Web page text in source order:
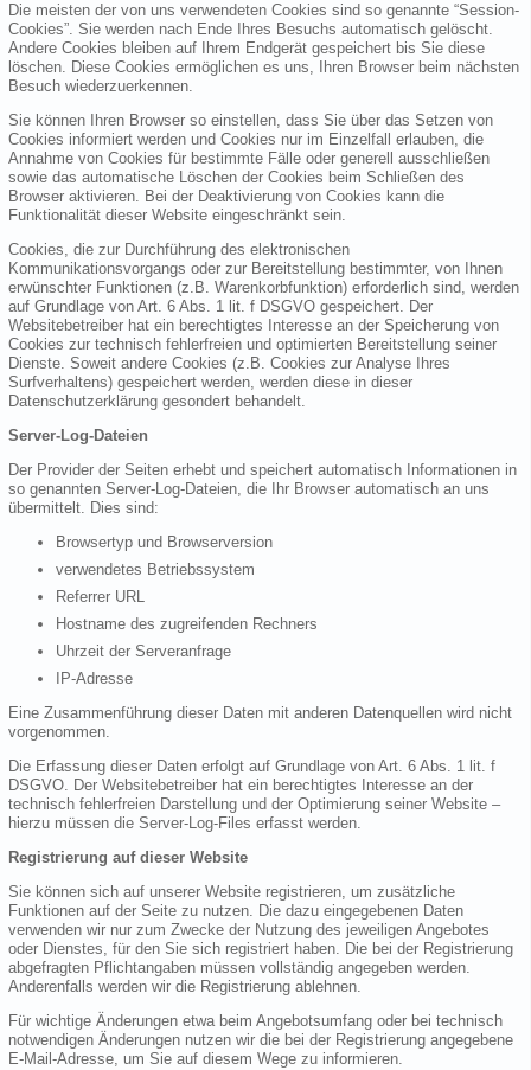
Die meisten der von uns verwendeten Cookies sind so genannte “Session-
Cookies”. Sie werden nach Ende Ihres Besuchs automatisch gelöscht.
Andere Cookies bleiben auf Ihrem Endgerät gespeichert bis Sie diese
löschen. Diese Cookies ermöglichen es uns, Ihren Browser beim nächsten
Besuch wiederzuerkennen.
Sie können Ihren Browser so einstellen, dass Sie über das Setzen von
Cookies informiert werden und Cookies nur im Einzelfall erlauben, die
Annahme von Cookies für bestimmte Fälle oder generell ausschließen
sowie das automatische Löschen der Cookies beim Schließen des
Browser aktivieren. Bei der Deaktivierung von Cookies kann die
Funktionalität dieser Website eingeschränkt sein.
Cookies, die zur Durchführung des elektronischen
Kommunikationsvorgangs oder zur Bereitstellung bestimmter, von Ihnen
erwünschter Funktionen (z.B. Warenkorbfunktion) erforderlich sind, werden
auf Grundlage von Art. 6 Abs. 1 lit. f DSGVO gespeichert. Der
Websitebetreiber hat ein berechtigtes Interesse an der Speicherung von
Cookies zur technisch fehlerfreien und optimierten Bereitstellung seiner
Dienste. Soweit andere Cookies (z.B. Cookies zur Analyse Ihres
Surfverhaltens) gespeichert werden, werden diese in dieser
Datenschutzerklärung gesondert behandelt.
Server-Log-Dateien
Der Provider der Seiten erhebt und speichert automatisch Informationen in
so genannten Server-Log-Dateien, die Ihr Browser automatisch an uns
übermittelt. Dies sind:
Browsertyp und Browserversion
verwendetes Betriebssystem
Referrer URL
Hostname des zugreifenden Rechners
Uhrzeit der Serveranfrage
IP-Adresse
Eine Zusammenführung dieser Daten mit anderen Datenquellen wird nicht
vorgenommen.
Die Erfassung dieser Daten erfolgt auf Grundlage von Art. 6 Abs. 1 lit. f
DSGVO. Der Websitebetreiber hat ein berechtigtes Interesse an der
technisch fehlerfreien Darstellung und der Optimierung seiner Website –
hierzu müssen die Server-Log-Files erfasst werden.
Registrierung auf dieser Website
Sie können sich auf unserer Website registrieren, um zusätzliche
Funktionen auf der Seite zu nutzen. Die dazu eingegebenen Daten
verwenden wir nur zum Zwecke der Nutzung des jeweiligen Angebotes
oder Dienstes, für den Sie sich registriert haben. Die bei der Registrierung
abgefragten Pflichtangaben müssen vollständig angegeben werden.
Anderenfalls werden wir die Registrierung ablehnen.
Für wichtige Änderungen etwa beim Angebotsumfang oder bei technisch
notwendigen Änderungen nutzen wir die bei der Registrierung angegebene
E-Mail-Adresse, um Sie auf diesem Wege zu informieren.